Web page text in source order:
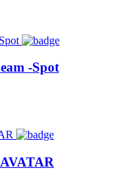
-Spot